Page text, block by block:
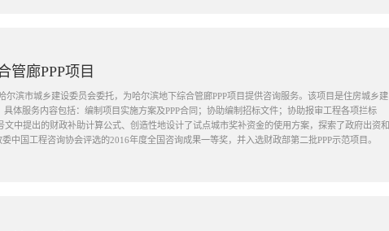
管廊PPP项目
尔滨市城乡建设委员会委托，为哈尔滨地下综合管廊PPP项目提供咨询服务。该项目是住房城乡建
体服务内容包括：编制项目实施方案及PPP合同；协助编制招标文件；协助报审工程各项拦标
中提出的财政补助计算公式、创造性地设计了试点城市奖补资金的使用方案，探索了政府出资和
中国工程咨询协会评选的2016年度全国咨询成果一等奖，并入选财政部第二批PPP示范项目。